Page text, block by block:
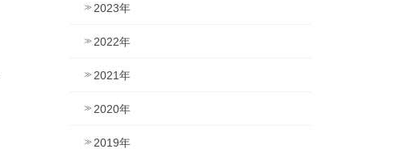
2023年
2022年
2021年
2020年
2019年